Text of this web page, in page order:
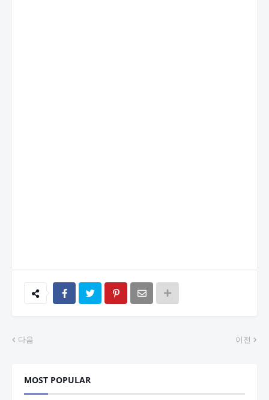
다음 이전
MOST POPULAR